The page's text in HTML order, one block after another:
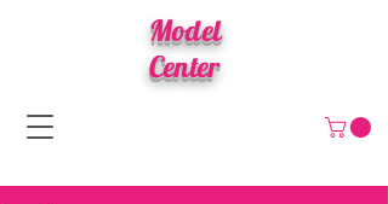
Model
Center